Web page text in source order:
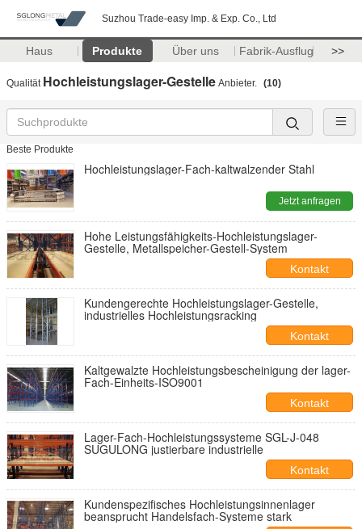
Suzhou Trade-easy Imp. & Exp. Co., Ltd
Haus Produkte Über uns Fabrik-Ausflug >>
Qualität Hochleistungslager-Gestelle Anbieter. (10)
Beste Produkte
Hochleistungslager-Fach-kaltwalzender Stahl
Jetzt anfragen
Hohe Leistungsfähigkeits-Hochleistungslager-
Gestelle, Metallspeicher-Gestell-System
Kontakt
Kundengerechte Hochleistungslager-Gestelle,
industrielles Hochleistungsracking
Kontakt
Kaltgewalzte Hochleistungsbescheinigung der lager-
Fach-Einheits-ISO9001
Kontakt
Lager-Fach-Hochleistungssysteme SGL-J-048
SUGULONG justierbare industrielle
Kontakt
Kundenspezifisches Hochleistungsinnenlager
beansprucht Handelsfach-Systeme stark